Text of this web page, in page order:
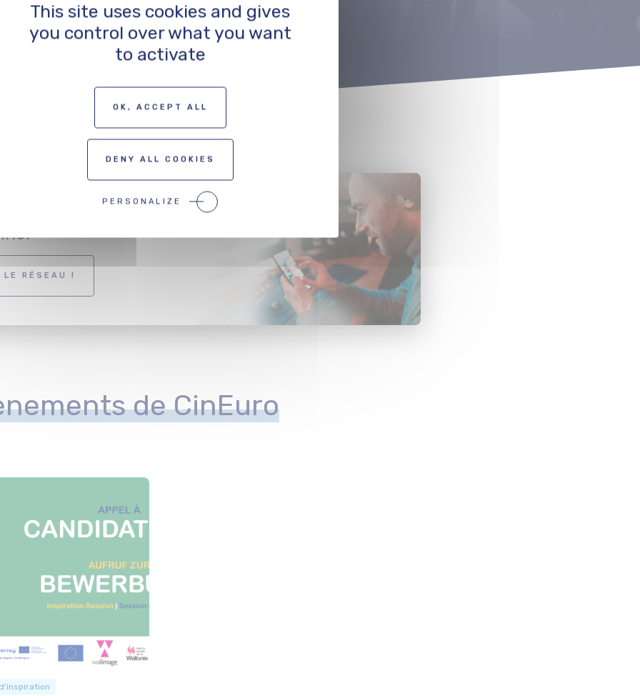
VOIR TOUT LE RÉSEAU
en tant que
LE RÉSEAU !
de CinEuro
This site uses cookies and gives
you control over what you want
to activate
OK, ACCEPT ALL
DENY ALL COOKIES
PERSONALIZE